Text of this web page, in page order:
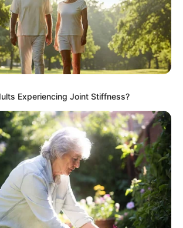
เคราะห์ เสริมดวง 2569 ฤกษ์
ไหว้สา ทำบุญ ขอพร
ระพิฆเนศ วันวินายักจตุรถี
Experiencing Joint Stiffness?